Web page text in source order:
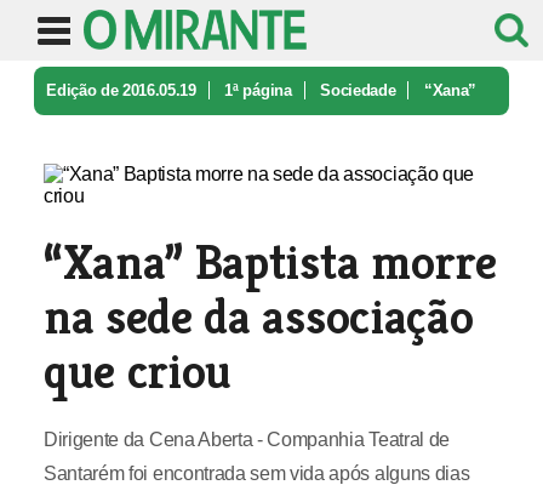
Edição de 2016.05.19 1ª página Sociedade “Xana”
“Xana” Baptista morre
na sede da associação
que criou
Dirigente da Cena Aberta - Companhia Teatral de
Santarém foi encontrada sem vida após alguns dias